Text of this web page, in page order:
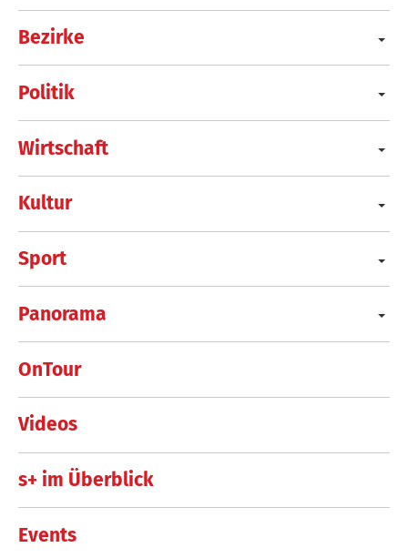
Bezirke
Politik
Wirtschaft
Kultur
Sport
Panorama
OnTour
Videos
s+ im Überblick
Events